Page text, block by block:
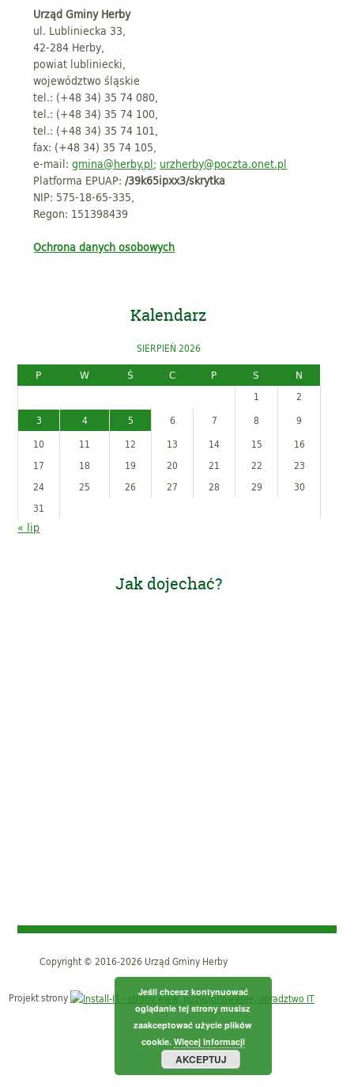
Urząd Gminy Herby
ul. Lubliniecka 33,
42-284 Herby,
powiat lubliniecki,
województwo śląskie
tel.: (+48 34) 35 74 080,
tel.: (+48 34) 35 74 100,
tel.: (+48 34) 35 74 101,
fax: (+48 34) 35 74 105,
e-mail:gmina@herby.pl; urzherby@poczta.onet.pl
Platforma EPUAP:/39k65ipxx3/skrytka
NIP: 575-18-65-335,
Regon: 151398439
Ochrona danych osobowych
Kalendarz
SIERPIEŃ 2026
P
W Ś C P S
N
1
2
3
4 5 6 7 8
9
10
11 12 13 14 15
16
17
18 19 20 21 22
23
24
25 26 27 28 29
30
31
« lip
Jak dojechać?
Copyright © 2016-2026 Urząd Gminy Herby
Projekt strony
Jeśli chcesz kontynuować
oglądanie tej strony musisz
zaakceptować użycie plików
cookie. Więcej informacji
AKCEPTUJ